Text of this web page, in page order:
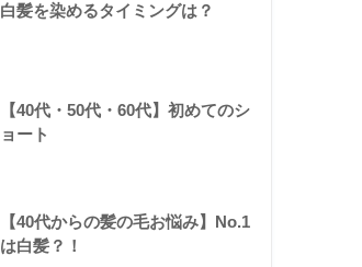
白髪を染めるタイミングは？
【40代・50代・60代】初めてのシ
ョート
【40代からの髪の毛お悩み】No.1
は白髪？！